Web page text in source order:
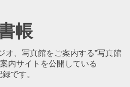
帳
オ、写真館をご案内する”写真館
内サイトを公開している
です。